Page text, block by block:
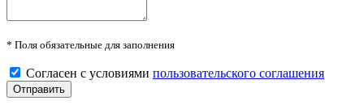
* Поля обязательные для заполнения
Согласен с условиями пользовательского соглашения